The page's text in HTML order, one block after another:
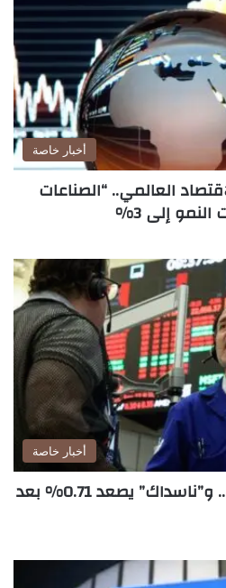
أخبار خاصة
العالمي.. “الصناعات
إلى 3%
أخبار خاصة
الأسهم الأميركية تتباين.. و”ناسداك” يصعد 0.71% بعد